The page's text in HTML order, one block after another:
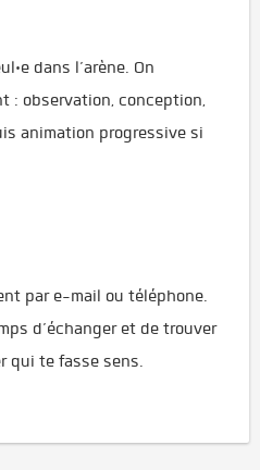
dans l’arène. On
: observation, conception,
animation progressive si
par e-mail ou téléphone.
d’échanger et de trouver
qui te fasse sens.